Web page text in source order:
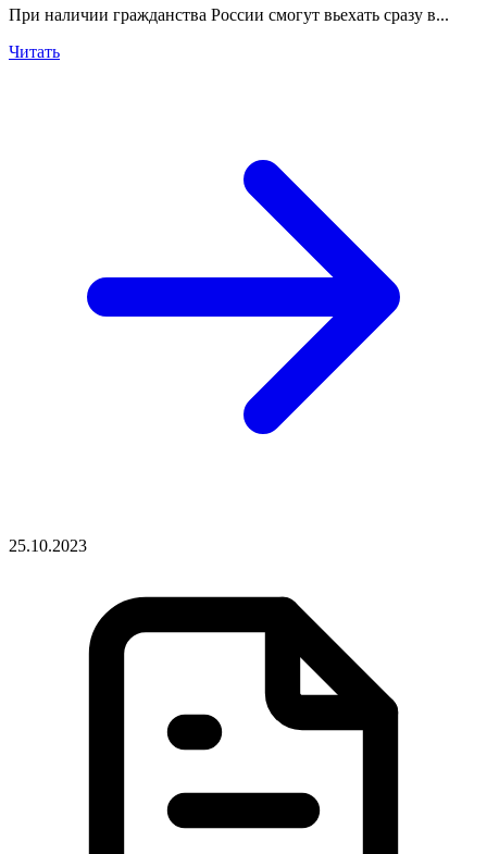
При наличии гражданства России смогут вьехать сразу в...
Читать
25.10.2023